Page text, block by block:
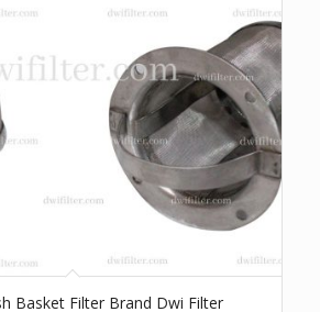
Basket Filter Brand Dwi Filter